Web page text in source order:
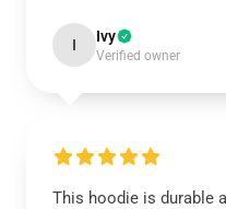
I Ivy
Verified owner
This hoodie is durable